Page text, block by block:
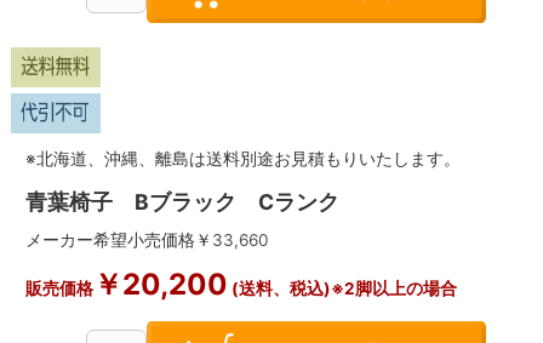
※北海道、沖縄、離島は送料別途お見積もりいたします。
青葉椅子 Bブラック Cランク
メーカー希望小売価格￥ 33,660
販売価格￥20,200 (送料、税込)※2脚以上の場合